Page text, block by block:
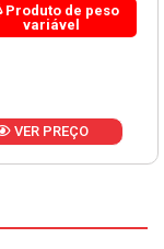
Produto de peso
variável
VER PREÇO